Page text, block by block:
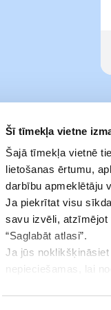
Šī tīmekļa vietne
Šajā tīmekļa vietnē
lietošanas ērtumu,
darbību apmeklētāju
Ja piekrītat visu
savu izvēli, atzīmējot
“Saglabāt atlasi”.
Ja jūs
nepieciešamas, lai